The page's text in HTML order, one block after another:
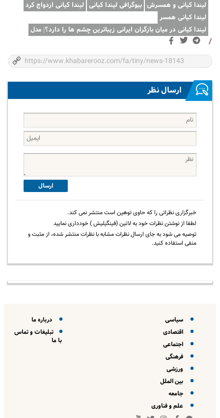
لیندا کیانی و همسرش بیوگرافی لیندا کیانی لیندا کیانی ازدواج کرد
لیندا کیانی همسر
لیندا کیانی در میان بازگران ایرانی زیباترین چشم ها را دارد؟| مدل
/
ارسال نظر
ارسال
خبرگزاری نظراتی را که حاوی توهین است منتشر نمی کند.
لطفا از نوشتن نظرات خود به لاتین (فینگیلیش ) خودداری نمایید
توصیه می شود به جای ارسال نظرات مشابه با نظرات منتشر شده، از مثبت و
منفی استفاده کنید.
سیاسی
اقتصادی
اجتماعی
فرهنگی
ورزشی
بین الملل
جامعه
علم و فناوری
درباره ما
تبلیغات و تماس
با ما